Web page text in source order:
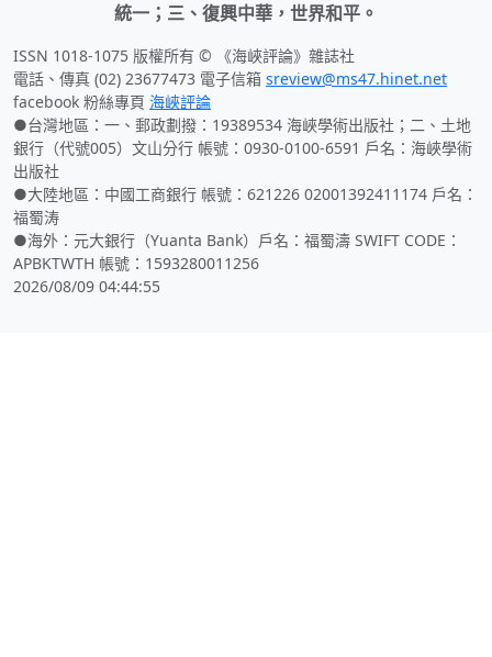
統一；三、復興中華，世界和平。
ISSN 1018-1075 版權所有 © 《海峽評論》雜誌社
電話、傳真 (02) 23677473 電子信箱 sreview@ms47.hinet.net
facebook 粉絲專頁 海峽評論
●台灣地區：一、郵政劃撥：19389534 海峽學術出版社；二、土地
銀行（代號005）文山分行 帳號：0930-0100-6591 戶名：海峽學術
出版社
●大陸地區：中國工商銀行 帳號：621226 02001392411174 戶名：
福蜀涛
●海外：元大銀行（Yuanta Bank）戶名：福蜀濤 SWIFT CODE：
APBKTWTH 帳號：1593280011256
2026/08/09 04:44:55